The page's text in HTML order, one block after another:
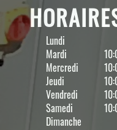
Lundi
Mardi
Mercredi
Jeudi
Vendredi
Samedi
Dimanche